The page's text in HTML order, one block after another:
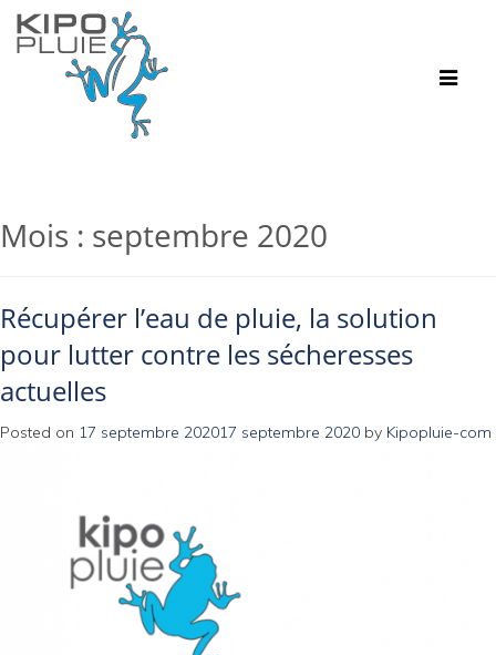
Toggle
Mois : septembre 2020
Récupérer l’eau de pluie, la solution
pour lutter contre les sécheresses
actuelles
Posted on 17 septembre 202017 septembre 2020 by Kipopluie-com